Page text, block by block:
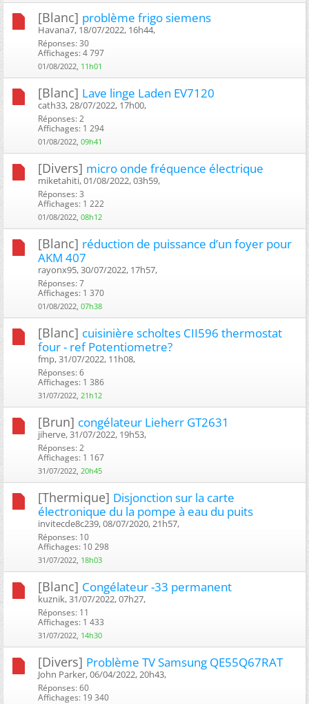
[Blanc] problème frigo siemens
Havana7, 18/07/2022, 16h44, ‎
Réponses: 30
Affichages: 4 797
01/08/2022, 11h01
[Blanc] Lave linge Laden EV7120
cath33, 28/07/2022, 17h00, ‎
Réponses: 2
Affichages: 1 294
01/08/2022, 09h41
[Divers] micro onde fréquence électrique
miketahiti, 01/08/2022, 03h59, ‎
Réponses: 3
Affichages: 1 222
01/08/2022, 08h12
[Blanc] réduction de puissance d’un foyer pour
AKM 407
rayonx95, 30/07/2022, 17h57, ‎
Réponses: 7
Affichages: 1 370
01/08/2022, 07h38
[Blanc] cuisinière scholtes CII596 thermostat
four - ref Potentiometre?
fmp, 31/07/2022, 11h08, ‎
Réponses: 6
Affichages: 1 386
31/07/2022, 21h12
[Brun] congélateur Lieherr GT2631
jiherve, 31/07/2022, 19h53, ‎
Réponses: 2
Affichages: 1 167
31/07/2022, 20h45
[Thermique] Disjonction sur la carte
électronique du la pompe à eau du puits
invitecde8c239, 08/07/2020, 21h57, ‎
Réponses: 10
Affichages: 10 298
31/07/2022, 18h03
[Blanc] Congélateur -33 permanent
kuznik, 31/07/2022, 07h27, ‎
Réponses: 11
Affichages: 1 433
31/07/2022, 14h30
[Divers] Problème TV Samsung QE55Q67RAT
John Parker, 06/04/2022, 20h43, ‎
Réponses: 60
Affichages: 19 340